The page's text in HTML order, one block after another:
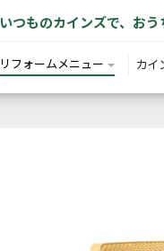
いつものカインズで、おう
リフォームメニュー カイ